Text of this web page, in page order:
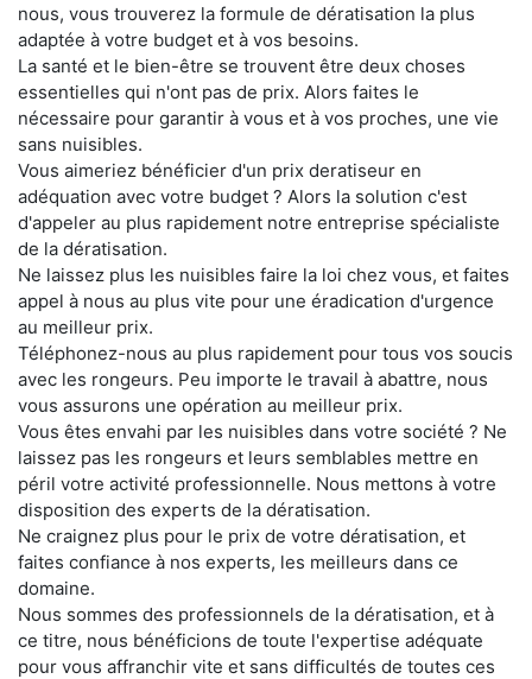
nous, vous trouverez la formule de dératisation la plus
adaptée à votre budget et à vos besoins.
La santé et le bien-être se trouvent être deux choses
essentielles qui n'ont pas de prix. Alors faites le
nécessaire pour garantir à vous et à vos proches, une vie
sans nuisibles.
Vous aimeriez bénéficier d'un prix deratiseur en
adéquation avec votre budget ? Alors la solution c'est
d'appeler au plus rapidement notre entreprise spécialiste
de la dératisation.
Ne laissez plus les nuisibles faire la loi chez vous, et faites
appel à nous au plus vite pour une éradication d'urgence
au meilleur prix.
Téléphonez-nous au plus rapidement pour tous vos soucis
avec les rongeurs. Peu importe le travail à abattre, nous
vous assurons une opération au meilleur prix.
Vous êtes envahi par les nuisibles dans votre société ? Ne
laissez pas les rongeurs et leurs semblables mettre en
péril votre activité professionnelle. Nous mettons à votre
disposition des experts de la dératisation.
Ne craignez plus pour le prix de votre dératisation, et
faites confiance à nos experts, les meilleurs dans ce
domaine.
Nous sommes des professionnels de la dératisation, et à
ce titre, nous bénéficions de toute l'expertise adéquate
pour vous affranchir vite et sans difficultés de toutes ces